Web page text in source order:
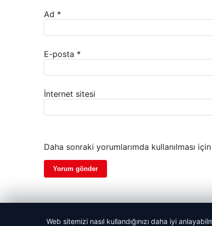
Ad *
E-posta *
İnternet sitesi
Daha sonraki yorumlarımda kullanılması
Web sitemizi nasıl kullandığınızı daha iyi